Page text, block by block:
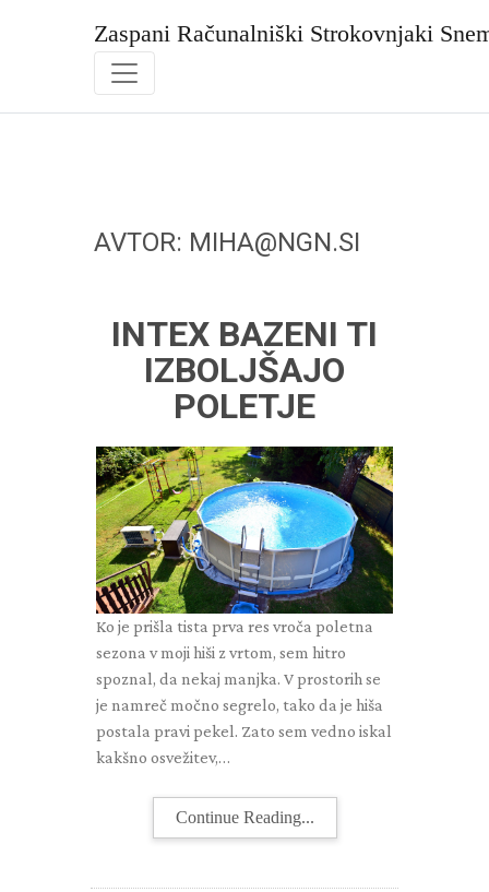
Zaspani Računalniški Strokovnjaki
AVTOR: MIHA@NGN.SI
INTEX BAZENI TI
IZBOLJŠAJO
POLETJE
Ko je prišla tista prva res vroča poletna
sezona v moji hiši z vrtom, sem hitro
spoznal, da nekaj manjka. V prostorih se
je namreč močno segrelo, tako da je hiša
postala pravi pekel. Zato sem vedno iskal
kakšno osvežitev,…
Continue Reading...